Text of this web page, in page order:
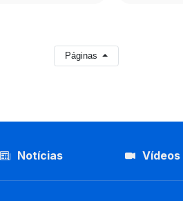
Páginas
Notícias Vídeos